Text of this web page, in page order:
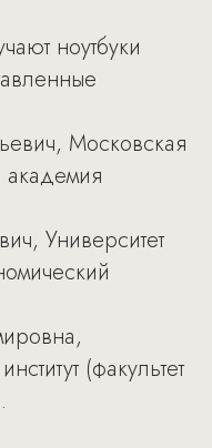
ноутбуки
Московская
Университет
(факультет